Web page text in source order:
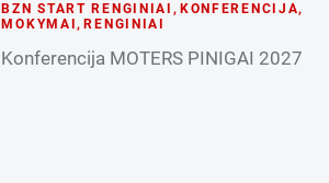
BZN START RENGINIAI , KONFERENCIJA,
MOKYMAI, RENGINIAI
Konferencija MOTERS PINIGAI 2027